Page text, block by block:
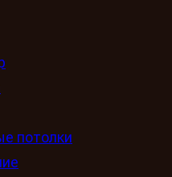
потолки